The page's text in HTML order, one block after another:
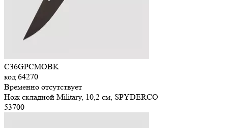
C36GPCMOBK
код 64270
Временно отсутствует
Нож складной Military, 10,2 см, SPYDERCO
53700